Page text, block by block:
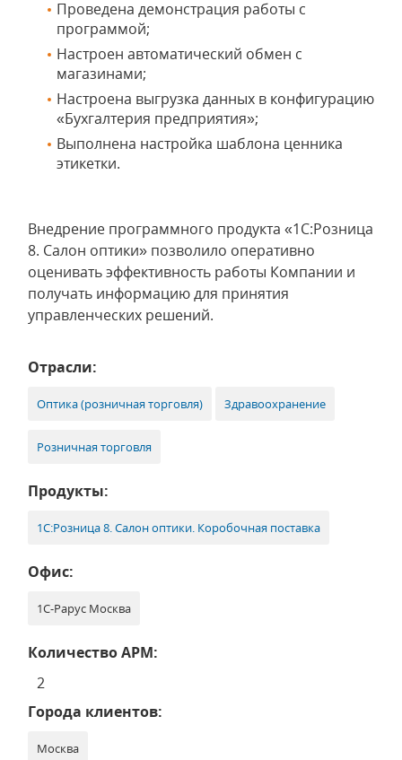
Проведена демонстрация работы с
программой;
Настроен автоматический обмен с
магазинами;
Настроена выгрузка данных в конфигурацию
«Бухгалтерия предприятия»;
Выполнена настройка шаблона ценника
этикетки.
Внедрение программного продукта «1С:Розница
8. Салон оптики» позволило оперативно
оценивать эффективность работы Компании и
получать информацию для принятия
управленческих решений.
Отрасли:
Оптика (розничная торговля) Здравоохранение
Розничная торговля
Продукты:
1С:Розница 8. Салон оптики. Коробочная поставка
Офис:
1С-Рарус Москва
Количество АРМ:
2
Города клиентов:
Москва